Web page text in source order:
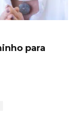
para